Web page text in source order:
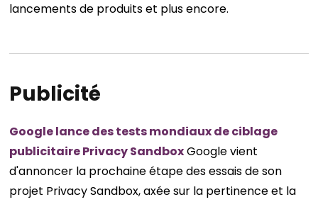
lancements de produits et plus encore.
Publicité
Google lance des tests mondiaux de ciblage
publicitaire Privacy SandboxGoogle vient
d'annoncer la prochaine étape des essais de son
projet Privacy Sandbox, axée sur la pertinence et la